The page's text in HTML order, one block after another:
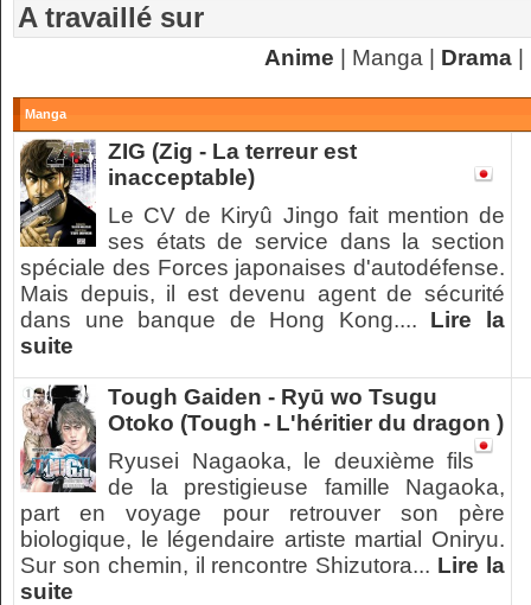
A travaillé sur
Anime | Manga | Drama|
Manga
ZIG (Zig - La terreur est
inacceptable)
Le CV de Kiryû Jingo fait mention de
ses états de service dans la section
spéciale des Forces japonaises d'autodéfense.
Mais depuis, il est devenu agent de sécurité
dans une banque de Hong Kong.... Lire la
suite
Tough Gaiden - Ryū wo Tsugu
Otoko (Tough - L'héritier du dragon )
Ryusei Nagaoka, le deuxième fils
de la prestigieuse famille Nagaoka,
part en voyage pour retrouver son père
biologique, le légendaire artiste martial Oniryu.
Sur son chemin, il rencontre Shizutora... Lire la
suite